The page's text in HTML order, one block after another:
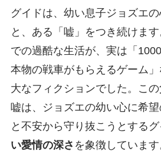
グイドは、幼い息子ジョズエ
と、ある「嘘」をつき続けま
での過酷な生活が、実は「
本物の戦車がもらえるゲーム
大なフィクションでした。こ
嘘は、ジョズエの幼い心に希
と不安から守り抜こうとする
い愛情の深さ を象徴しています